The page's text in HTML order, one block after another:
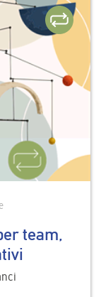
team,